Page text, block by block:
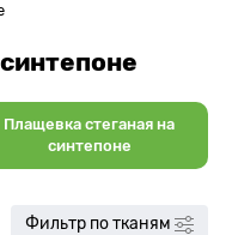
Плащевка стеганая на
синтепоне
Фильтр по тканям